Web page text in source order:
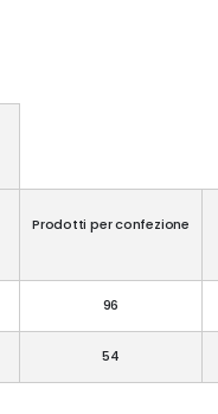
Prodotti per confezione
96
54